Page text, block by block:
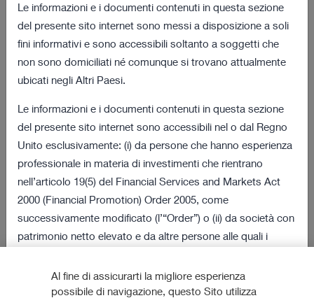
Risultati definitivi della procedura di obbligo
di acquisto
VEDI TUTTI
Documenti dell’Offerta e della Procedura
08 luglio 2022 18:00
269 KB
08 luglio 2022 18:00
Documento Informativo
2 MB
Ultime Presentazioni
Le informazioni e i documenti contenuti in questa sezione
del presente sito internet sono messi a disposizione a soli
fini informativi e sono accessibili soltanto a soggetti che
non sono domiciliati né comunque si trovano attualmente
ubicati negli Altri Paesi.
Le informazioni e i documenti contenuti in questa sezione
del presente sito internet sono accessibili nel o dal Regno
Unito esclusivamente: (i) da persone che hanno esperienza
professionale in materia di investimenti che rientrano
nell’articolo 19(5) del Financial Services and Markets Act
2000 (Financial Promotion) Order 2005, come
successivamente modificato (l’“Order”) o (ii) da società con
patrimonio netto elevato e da altre persone alle quali i
quanto rientranti nell’articolo 49(2) commi da (a) a (d)
dell’Order (congiuntamente, i “Soggetti Rilevanti”).
Al fine di assicurarti la migliore esperienza
possibile di navigazione, questo Sito utilizza